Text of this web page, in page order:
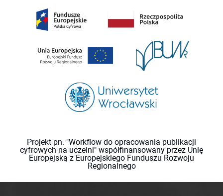
Projekt pn. "Workflow do opracowania publikacji
cyfrowych na uczelni" współfinansowany przez Unię
Europejską z Europejskiego Funduszu Rozwoju
Regionalnego